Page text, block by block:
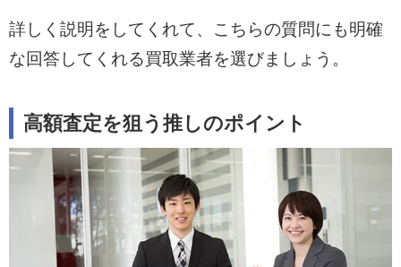
詳しく説明をしてくれて、こちらの質問にも明確
な回答してくれる買取業者を選びましょう。
高額査定を狙う推しのポイント